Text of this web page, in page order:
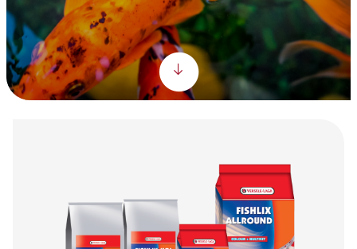
Scroll down